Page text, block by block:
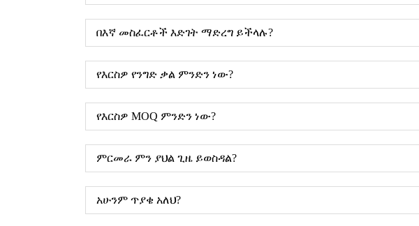
በእኛ መስፈርቶች እድገት ማድረግ ይችላሉ?
የእርስዎ የንግድ ቃል ምንድን ነው?
የእርስዎ MOQ ምንድን ነው?
ምርመራ ምን ያህል ጊዜ ይወስዳል?
አሁንም ጥያቄ አለህ?